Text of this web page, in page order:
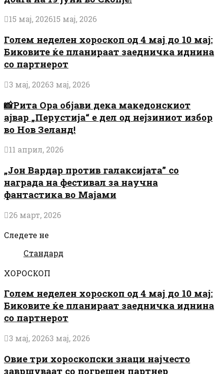
15 мај, 202615 мај, 2026
Голем неделен хороскоп од 4 мај до 10 мај:
Биковите ќе планираат заедничка иднина
со партнерот
3 мај, 20263 мај, 2026
📸Рита Ора објави дека македонскиот
ајвар „Перустија“ е дел од нејзиниот избор
во Нов Зеланд!
11 април, 2026
„Јон Вардар против галаксијата” со
награда на фестивал за научна
фантастика во Мајами
26 март, 2026
Следете не
Стандард
ХОРОСКОП
Голем неделен хороскоп од 4 мај до 10 мај:
Биковите ќе планираат заедничка иднина
со партнерот
3 мај, 20263 мај, 2026
Овие три хороскопски знаци најчесто
завршуваат со погрешен партнер